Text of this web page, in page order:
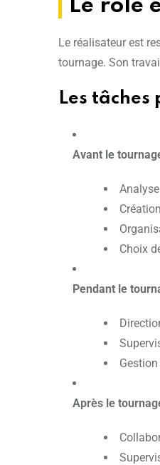
Le rôle
Le réalisateur est
tournage. Son
Les tâches
Avant le
Choix
Pendant le
Après le